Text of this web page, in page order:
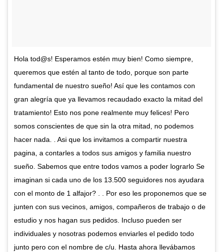
Hola tod@s! Esperamos estén muy bien! Como siempre,
queremos que estén al tanto de todo, porque son parte
fundamental de nuestro sueño! Así que les contamos con
gran alegría que ya llevamos recaudado exacto la mitad del
tratamiento! Esto nos pone realmente muy felices! Pero
somos conscientes de que sin la otra mitad, no podemos
hacer nada. . Asi que los invitamos a compartir nuestra
pagina, a contarles a todos sus amigos y familia nuestro
sueño. Sabemos que entre todos vamos a poder lograrlo Se
imaginan si cada uno de los 13.500 seguidores nos ayudara
con el monto de 1 alfajor? . . Por eso les proponemos que se
junten con sus vecinos, amigos, compañeros de trabajo o de
estudio y nos hagan sus pedidos. Incluso pueden ser
individuales y nosotras podemos enviarles el pedido todo
junto pero con el nombre de c/u. Hasta ahora llevábamos